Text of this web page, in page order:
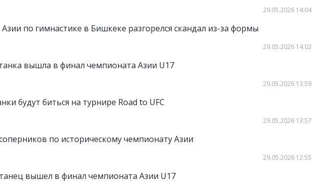
29.05.2026 14:04
по гимнастике в Бишкеке разгорелся скандал из-за формы
29.05.2026 14:02
вышла в финал чемпионата Азии U17
29.05.2026 13:59
будут биться на турнире Road to UFC
29.05.2026 13:57
по историческому чемпионату Азии
29.05.2026 12:55
вышел в финал чемпионата Азии U17